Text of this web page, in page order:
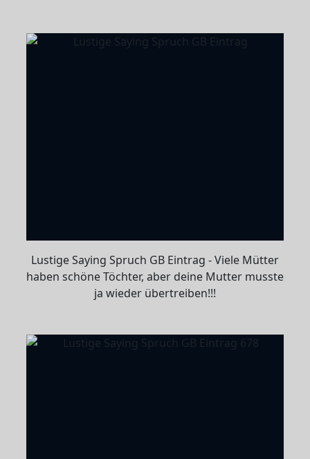
Lustige Saying Spruch GB Eintrag - Viele Mütter
haben schöne Töchter, aber deine Mutter musste
ja wieder übertreiben!!!